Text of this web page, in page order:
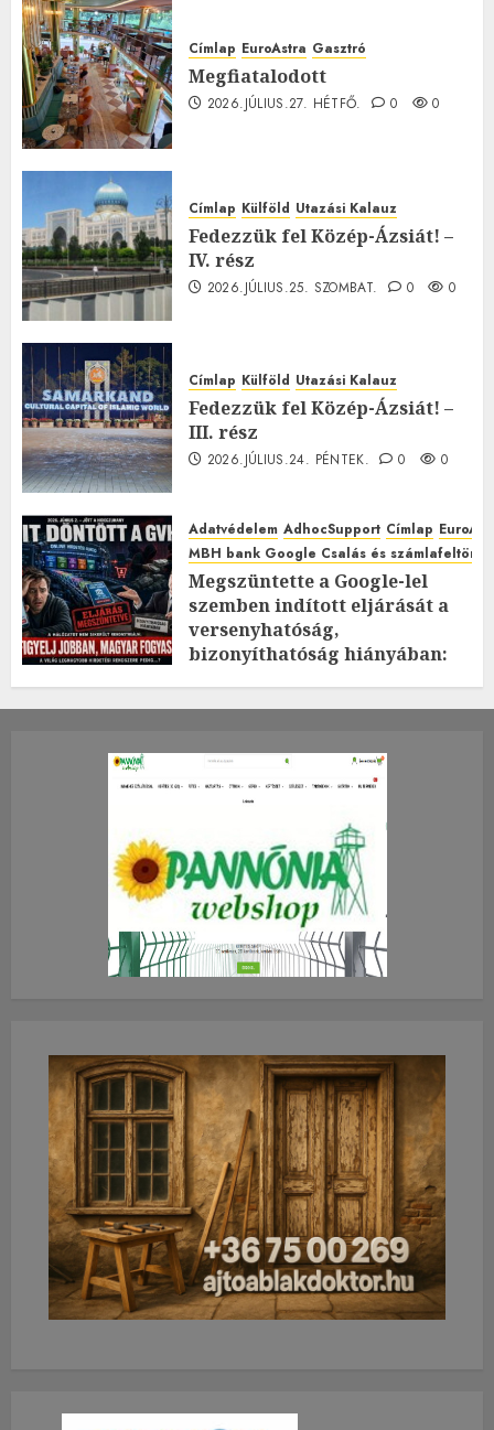
Címlap EuroAstra Gasztró
Megfiatalodott
2026.JÚLIUS.27. HÉTFŐ. 0 0
Címlap Külföld Utazási Kalauz
Fedezzük fel Közép-Ázsiát! –
IV. rész
2026.JÚLIUS.25. SZOMBAT. 0 0
Címlap Külföld Utazási Kalauz
Fedezzük fel Közép-Ázsiát! –
III. rész
2026.JÚLIUS.24. PÉNTEK. 0 0
Adatvédelem AdhocSupport Címlap
MBH bank Google Csalás és
Megszüntette a Google-lel
szemben indított eljárását a
versenyhatóság,
bizonyíthatóság hiányában:
2026.JÚLIUS.23. CSÜTÖRTÖK.
0